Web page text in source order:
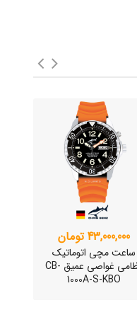
43,000,000 تومان
ساعت مچی اتوماتیک
نظامی غواصی عمیق CB-
1000A-S-KBO